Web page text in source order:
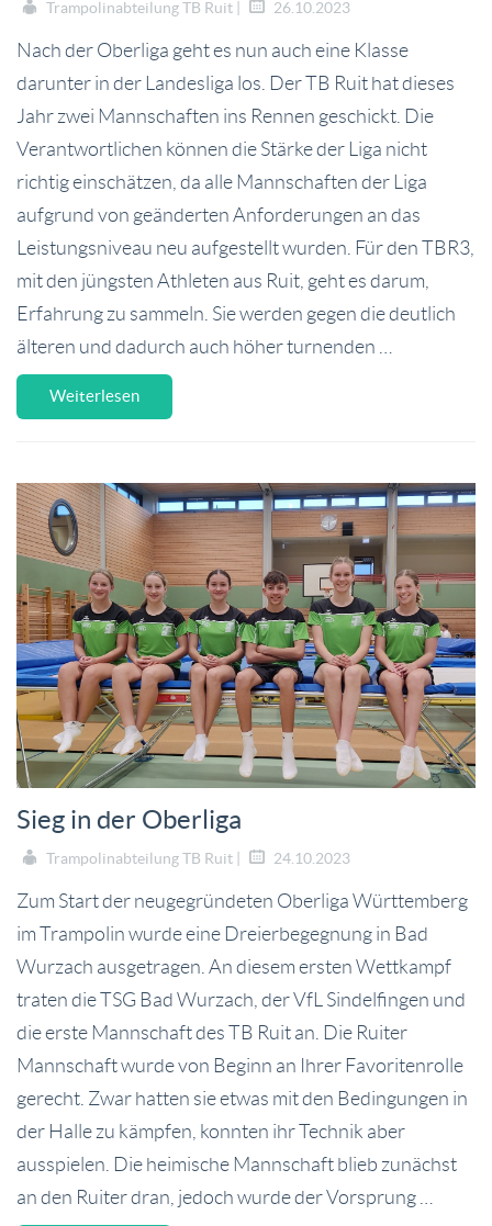
Trampolinabteilung TB Ruit | 26.10.2023
Nach der Oberliga geht es nun auch eine Klasse
darunter in der Landesliga los. Der TB Ruit hat dieses
Jahr zwei Mannschaften ins Rennen geschickt. Die
Verantwortlichen können die Stärke der Liga nicht
richtig einschätzen, da alle Mannschaften der Liga
aufgrund von geänderten Anforderungen an das
Leistungsniveau neu aufgestellt wurden. Für den TBR3,
mit den jüngsten Athleten aus Ruit, geht es darum,
Erfahrung zu sammeln. Sie werden gegen die deutlich
älteren und dadurch auch höher turnenden …
Weiterlesen
Sieg in der Oberliga
Trampolinabteilung TB Ruit | 24.10.2023
Zum Start der neugegründeten Oberliga Württemberg
im Trampolin wurde eine Dreierbegegnung in Bad
Wurzach ausgetragen. An diesem ersten Wettkampf
traten die TSG Bad Wurzach, der VfL Sindelfingen und
die erste Mannschaft des TB Ruit an. Die Ruiter
Mannschaft wurde von Beginn an Ihrer Favoritenrolle
gerecht. Zwar hatten sie etwas mit den Bedingungen in
der Halle zu kämpfen, konnten ihr Technik aber
ausspielen. Die heimische Mannschaft blieb zunächst
an den Ruiter dran, jedoch wurde der Vorsprung …